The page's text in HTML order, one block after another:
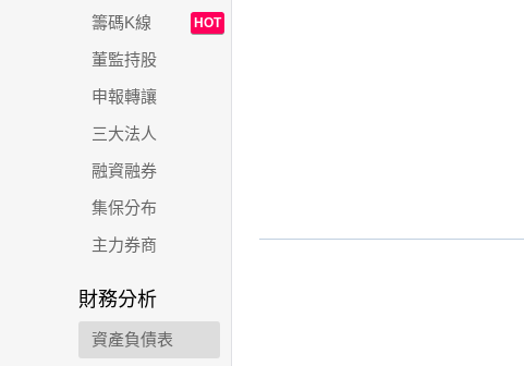
籌碼K線 HOT
董監持股
申報轉讓
三大法人
融資融券
集保分布
主力券商
財務分析
資產負債表